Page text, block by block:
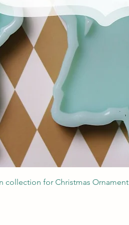
Podgląd
collection for Christmas Ornament